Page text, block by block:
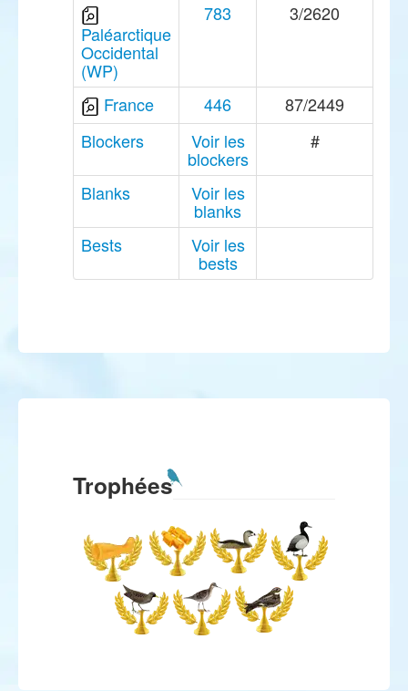
Paléarctique
Occidental
(WP)
783 3/2620
France 446
87/2449
Blockers
Voir les
blockers
#
Blanks Voir les
blanks
Bests
Voir les
bests
Trophées